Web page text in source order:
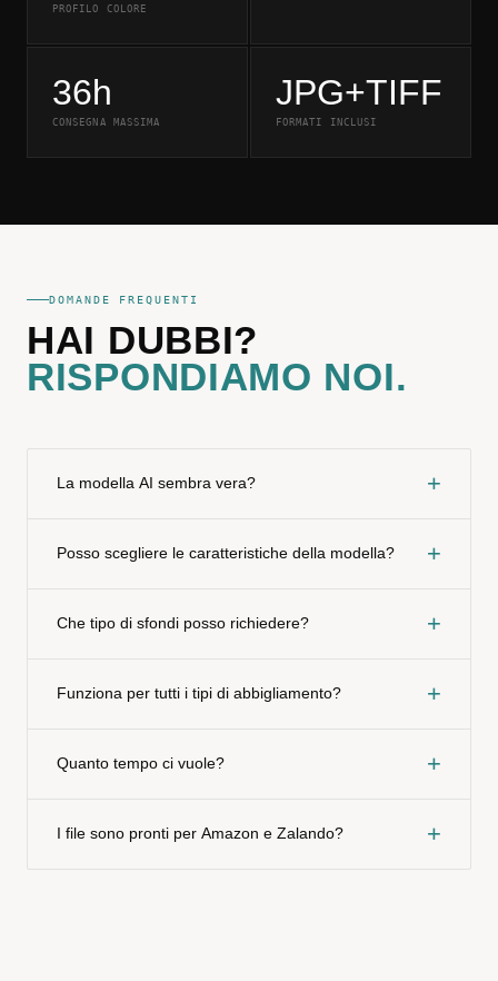
PROFILO COLORE
36h
CONSEGNA MASSIMA
JPG+TIFF
FORMATI INCLUSI
DOMANDE FREQUENTI
HAI DUBBI?
RISPONDIAMO NOI.
La modella AI sembra vera? +
Posso scegliere le caratteristiche della modella? +
Che tipo di sfondi posso richiedere? +
Funziona per tutti i tipi di abbigliamento? +
Quanto tempo ci vuole? +
I file sono pronti per Amazon e Zalando? +